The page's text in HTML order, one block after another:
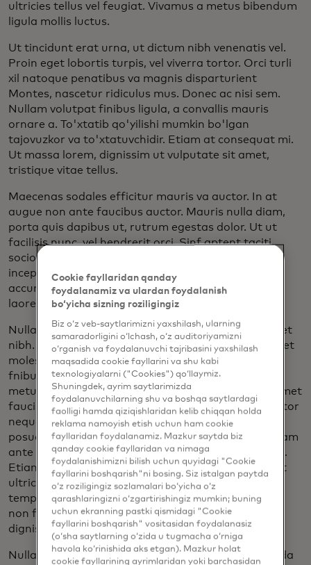
ultricies tellus vel feugiat. Vivamus a metus bibendum
ligula mollis luctus.
Ut tincidunt erat urna, ut dictum nibh venenatis vel.
Proin eget lobortis turpis, vel viverra tortor. Orci turli
xil natoque penatibus va magnis disparturient
Montes, nascetur ridiculus mus. Donec ac nisi sem.
Nullam volutpat finibus ligula, a convallis mauris
ornare a. To'xtatib qo'yilishi mumkin bo'lgan
tajovuzkor va to'xtatuvchidir. Etiam at consequat mi.
Ut massa lorem, dignissim ut vulputate sit amet,
tristique vitae tellus.
Maecenas sodales efficitur mauris va auctor. In at
augue non ante faucibus auctor. Mauris nulla diam,
porta quis dapibus ut, rutrum egestas dolor. Ut ut
facilisis nunc, vel hendrerit orci. Sinf aptent taciti
sociosqu ad litora moment per conubia nostra, per
inceptos himenaeos. Vivamus aliquet vestibulum
accumsan. Praesent vestibulum quam id sodales
laoreet. Suspendisse a blandit augue.
Nulla facilisis elit a dui maximus bibendum vitae eget
nibh. Fusce non rhoncus sapien. Cras rutrum, ex eget
molestie malesuada, leo ligula hendrerit eros, non-
fnibus metus lectus va nunc. Fusce euismod velit
metus, in luctus sapien condimentum eu. Duis sit amet
faucibus lacus, ut consectetur lacus. Sed sed porttitor
neque. Pellentesque placerat, lacus va semper
posuere, dolor sem pharetra dolor, eget ultrices quam
ante id Tortor. Cras consectetur blandit elementum.
Etiam aliquam diam va diam mollis, eu vehicula velit
ultricies. Praesent in vestibulum nisl. Curabitur eu
tempor dui, ornare laoreet est. Mauris aliquet nibh
non faucibus varius. Duis a dignissim eros, eu
dignissim augue.
Nulla dignissim neque sed urna finibus, in malesuada
Cookie fayllaridan qanday
foydalanamiz va ulardan foydalanish
bo‘yicha sizning roziligingiz
Biz o‘z veb-saytlarimizni yaxshilash, ularning
samaradorligini o‘lchash, o‘z auditoriyamizni
o‘rganish va foydalanuvchi tajribasini yaxshilash
maqsadida cookie fayllarini va shu kabi
texnologiyalarni ("Cookies") qo‘llaymiz.
Shuningdek, ayrim saytlarimizda
foydalanuvchilarning shu va boshqa saytlardagi
faolligi hamda qiziqishlaridan kelib chiqqan holda
reklama namoyish etish uchun ham cookie
fayllaridan foydalanamiz. Mazkur saytda biz
qanday cookie fayllaridan va nimaga
foydalanishimizni bilish uchun quyidagi "Cookie
fayllarini boshqarish"ni bosing. Siz istalgan paytda
o‘z roziligingiz sozlamalari bo‘yicha o‘z
qarashlaringizni o‘zgartirishingiz mumkin; buning
uchun ekranning pastki qismidagi "Cookie
fayllarini boshqarish" vositasidan foydalanasiz
(o‘sha saytlarning o‘zida u tugmacha o‘rniga
havola ko‘rinishida aks etgan). Mazkur holat
cookie fayllarining ayrimlaridan yoki barchasidan